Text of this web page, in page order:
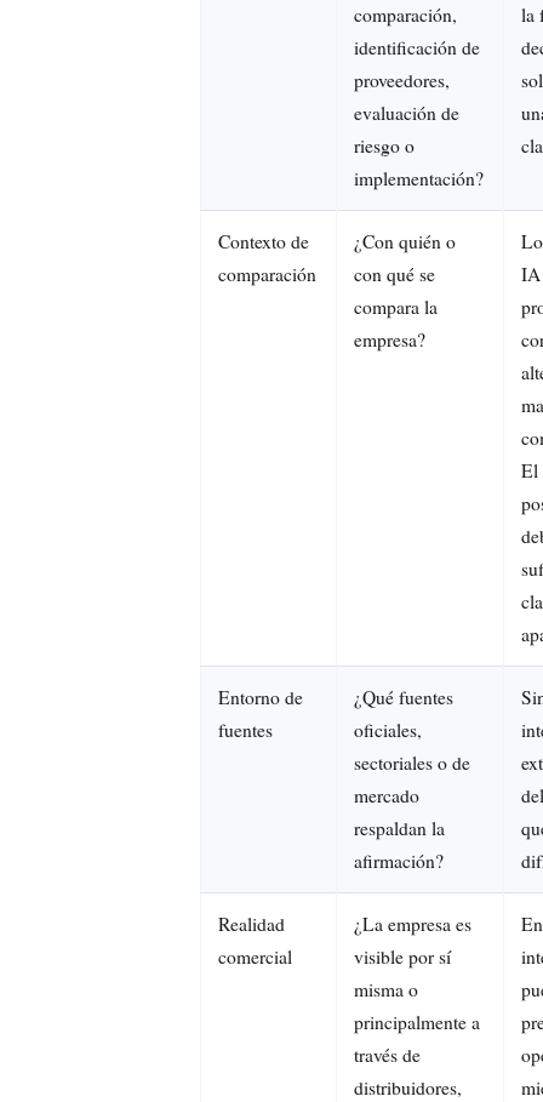
comparación,
identificación de
proveedores,
evaluación de
riesgo o
implementación?
la
Contexto de
comparación
¿Con quién o
con qué se
compara la
empresa?
IA
El
Entorno de
fuentes
¿Qué fuentes
oficiales,
sectoriales o de
mercado
respaldan la
afirmación?
Realidad
comercial
¿La empresa es
visible por sí
misma o
principalmente a
través de
distribuidores,